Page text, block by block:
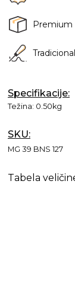
Premium
Specifikacije:
Težina: 0.50kg
SKU:
MG 39 BNS 127
Tabela